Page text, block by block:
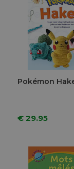
Pokémon
€ 29.95